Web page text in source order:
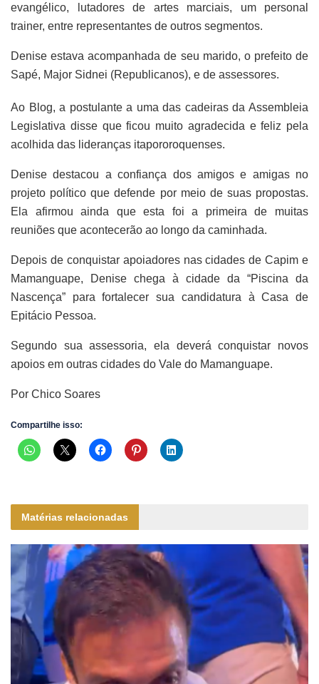
evangélico, lutadores de artes marciais, um personal
trainer, entre representantes de outros segmentos.
Denise estava acompanhada de seu marido, o prefeito de
Sapé, Major Sidnei (Republicanos), e de assessores.
Ao Blog, a postulante a uma das cadeiras da Assembleia
Legislativa disse que ficou muito agradecida e feliz pela
acolhida das lideranças itapororoquenses.
Denise destacou a confiança dos amigos e amigas no
projeto político que defende por meio de suas propostas.
Ela afirmou ainda que esta foi a primeira de muitas
reuniões que acontecerão ao longo da caminhada.
Depois de conquistar apoiadores nas cidades de Capim e
Mamanguape, Denise chega à cidade da “Piscina da
Nascença” para fortalecer sua candidatura à Casa de
Epitácio Pessoa.
Segundo sua assessoria, ela deverá conquistar novos
apoios em outras cidades do Vale do Mamanguape.
Por Chico Soares
Compartilhe isso:
Matérias relacionadas